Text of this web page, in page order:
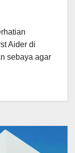
Aider di
sebaya agar